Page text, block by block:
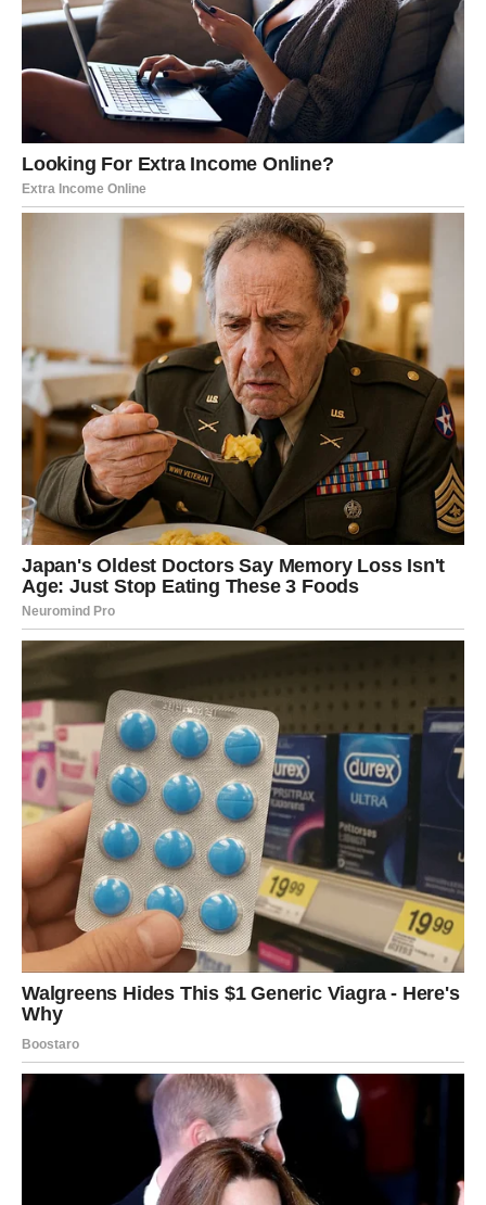
niste vidjeli ili osobi koja tek ulazi u vaš život.
Taj susret mogao bi vam donijeti mnogo pozitivne
energije i inspiracije.
Sudbina vam šalje ljude koji donose osmijehe i lijepe
trenutke.
Planovi će se odvijati bolje nego
što očekujete
Sve ono što budete planirali za vikend ima velike šanse
da se razvije na najbolji mogući način.
Čak i ako dođe do manjih promjena, one će vas odvesti
prema još ljepšim događajima.
Zvijezde pokazuju da ćete se često nalaziti na pravom
mjestu u pravo vrijeme.
Upravo zato nemojte odbijati pozive za druženje,
putovanje ili izlazak.
Vrijeme je da uživate bez
opterećenja
Ovaj vikend donosi vam priliku da se udaljite od
svakodnevnih briga i posvetite stvarima koje vas čine
srećnima.
Radite ono što volite, provodite vrijeme sa dragim ljudima
i dozvolite sebi da uživate bez razmišljanja o problemima.
Zvijezde pokazuju da vam je upravo sada potreban
predah i malo više radosti.
Što više budete uživali u trenutku, više pozitivne energije
ćete privući u svoj život.